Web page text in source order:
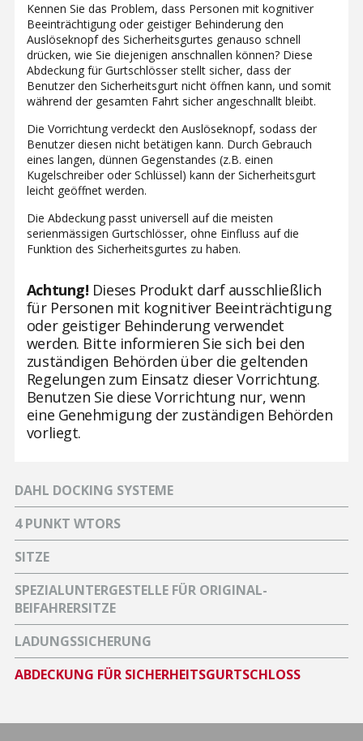
Kennen Sie das Problem, dass Personen mit kognitiver
Beeinträchtigung oder geistiger Behinderung den
Auslöseknopf des Sicherheitsgurtes genauso schnell
drücken, wie Sie diejenigen anschnallen können? Diese
Abdeckung für Gurtschlösser stellt sicher, dass der
Benutzer den Sicherheitsgurt nicht öffnen kann, und somit
während der gesamten Fahrt sicher angeschnallt bleibt.
Die Vorrichtung verdeckt den Auslöseknopf, sodass der
Benutzer diesen nicht betätigen kann. Durch Gebrauch
eines langen, dünnen Gegenstandes (z.B. einen
Kugelschreiber oder Schlüssel) kann der Sicherheitsgurt
leicht geöffnet werden.
Die Abdeckung passt universell auf die meisten
serienmässigen Gurtschlösser, ohne Einfluss auf die
Funktion des Sicherheitsgurtes zu haben.
Achtung! Dieses Produkt darf ausschließlich
für Personen mit kognitiver Beeinträchtigung
oder geistiger Behinderung verwendet
werden. Bitte informieren Sie sich bei den
zuständigen Behörden über die geltenden
Regelungen zum Einsatz dieser Vorrichtung.
Benutzen Sie diese Vorrichtung nur, wenn
eine Genehmigung der zuständigen Behörden
vorliegt.
DAHL DOCKING SYSTEME
4 PUNKT WTORS
SITZE
SPEZIALUNTERGESTELLE FÜR ORIGINAL-
BEIFAHRERSITZE
LADUNGSSICHERUNG
ABDECKUNG FÜR SICHERHEITSGURTSCHLOSS